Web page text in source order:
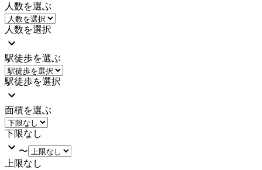
人数を選ぶ
人数を選択
駅徒歩を選ぶ
駅徒歩を選択
面積を選ぶ
下限なし
〜
上限なし